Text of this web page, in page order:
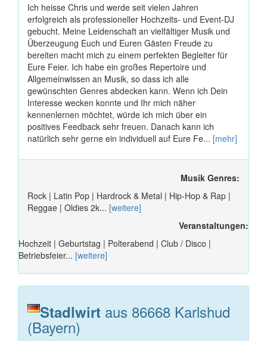
Ich heisse Chris und werde seit vielen Jahren
erfolgreich als professioneller Hochzeits- und Event-DJ
gebucht. Meine Leidenschaft an vielfältiger Musik und
Überzeugung Euch und Euren Gästen Freude zu
bereiten macht mich zu einem perfekten Begleiter für
Eure Feier. Ich habe ein großes Repertoire und
Allgemeinwissen an Musik, so dass ich alle
gewünschten Genres abdecken kann. Wenn ich Dein
Interesse wecken konnte und Ihr mich näher
kennenlernen möchtet, würde ich mich über ein
positives Feedback sehr freuen. Danach kann ich
natürlich sehr gerne ein individuell auf Eure Fe... [mehr]
Musik Genres:
Rock | Latin Pop | Hardrock & Metal | Hip-Hop & Rap |
Reggae | Oldies 2k... [weitere]
Veranstaltungen:
Hochzeit | Geburtstag | Polterabend | Club / Disco |
Betriebsfeier... [weitere]
Stadlwirt aus 86668 Karlshud
(Bayern)